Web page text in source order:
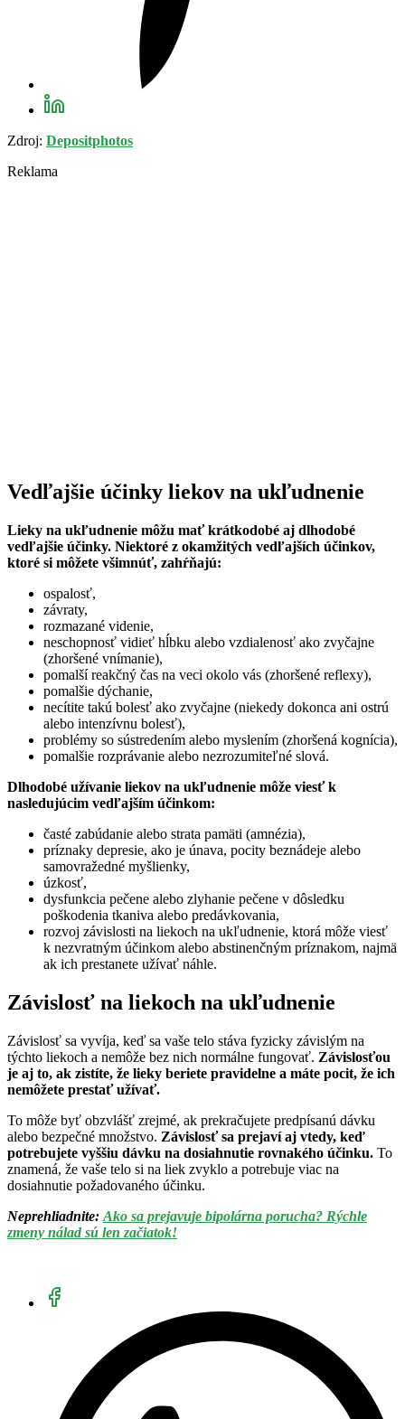
Zdroj: Depositphotos
Reklama
Vedľajšie účinky liekov na ukľudnenie
Lieky na ukľudnenie môžu mať krátkodobé aj dlhodobé
vedľajšie účinky. Niektoré z okamžitých vedľajších účinkov,
ktoré si môžete všimnúť, zahŕňajú:
ospalosť,
závraty,
rozmazané videnie,
neschopnosť vidieť hĺbku alebo vzdialenosť ako zvyčajne
(zhoršené vnímanie),
pomalší reakčný čas na veci okolo vás (zhoršené reflexy),
pomalšie dýchanie,
necítite takú bolesť ako zvyčajne (niekedy dokonca ani ostrú
alebo intenzívnu bolesť),
problémy so sústredením alebo myslením (zhoršená kognícia),
pomalšie rozprávanie alebo nezrozumiteľné slová.
Dlhodobé užívanie liekov na ukľudnenie môže viesť k
nasledujúcim vedľajším účinkom:
časté zabúdanie alebo strata pamäti (amnézia),
príznaky depresie, ako je únava, pocity beznádeje alebo
samovražedné myšlienky,
úzkosť,
dysfunkcia pečene alebo zlyhanie pečene v dôsledku
poškodenia tkaniva alebo predávkovania,
rozvoj závislosti na liekoch na ukľudnenie, ktorá môže viesť
k nezvratným účinkom alebo abstinenčným príznakom, najmä
ak ich prestanete užívať náhle.
Závislosť na liekoch na ukľudnenie
Závislosť sa vyvíja, keď sa vaše telo stáva fyzicky závislým na
týchto liekoch a nemôže bez nich normálne fungovať. Závislosťou
je aj to, ak zistíte, že lieky beriete pravidelne a máte pocit, že ich
nemôžete prestať užívať.
To môže byť obzvlášť zrejmé, ak prekračujete predpísanú dávku
alebo bezpečné množstvo. Závislosť sa prejaví aj vtedy, keď
potrebujete vyššiu dávku na dosiahnutie rovnakého účinku. To
znamená, že vaše telo si na liek zvyklo a potrebuje viac na
dosiahnutie požadovaného účinku.
Neprehliadnite: Ako sa prejavuje bipolárna porucha? Rýchle
zmeny nálad sú len začiatok!